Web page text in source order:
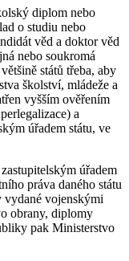
diplom nebo
o studiu nebo
věd a doktor věd
nebo soukromá
států třeba, aby
školství, mládeže a
vyšším ověřením
a
úřadem státu, ve
úřadem
práva daného státu
vydané vojenskými
obrany, diplomy
pak Ministerstvo